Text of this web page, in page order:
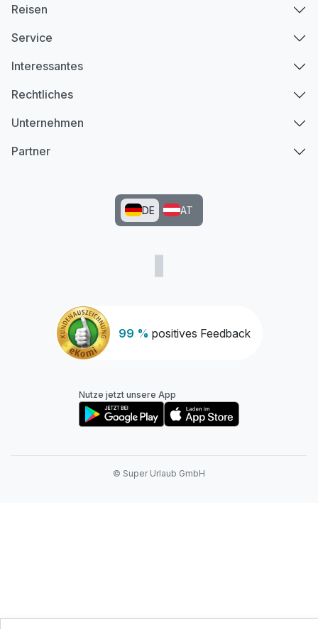
99 % positives Feedback
Reisen
Service
Interessantes
Rechtliches
Unternehmen
Partner
DE AT
Nutze jetzt unsere App
© Super Urlaub GmbH